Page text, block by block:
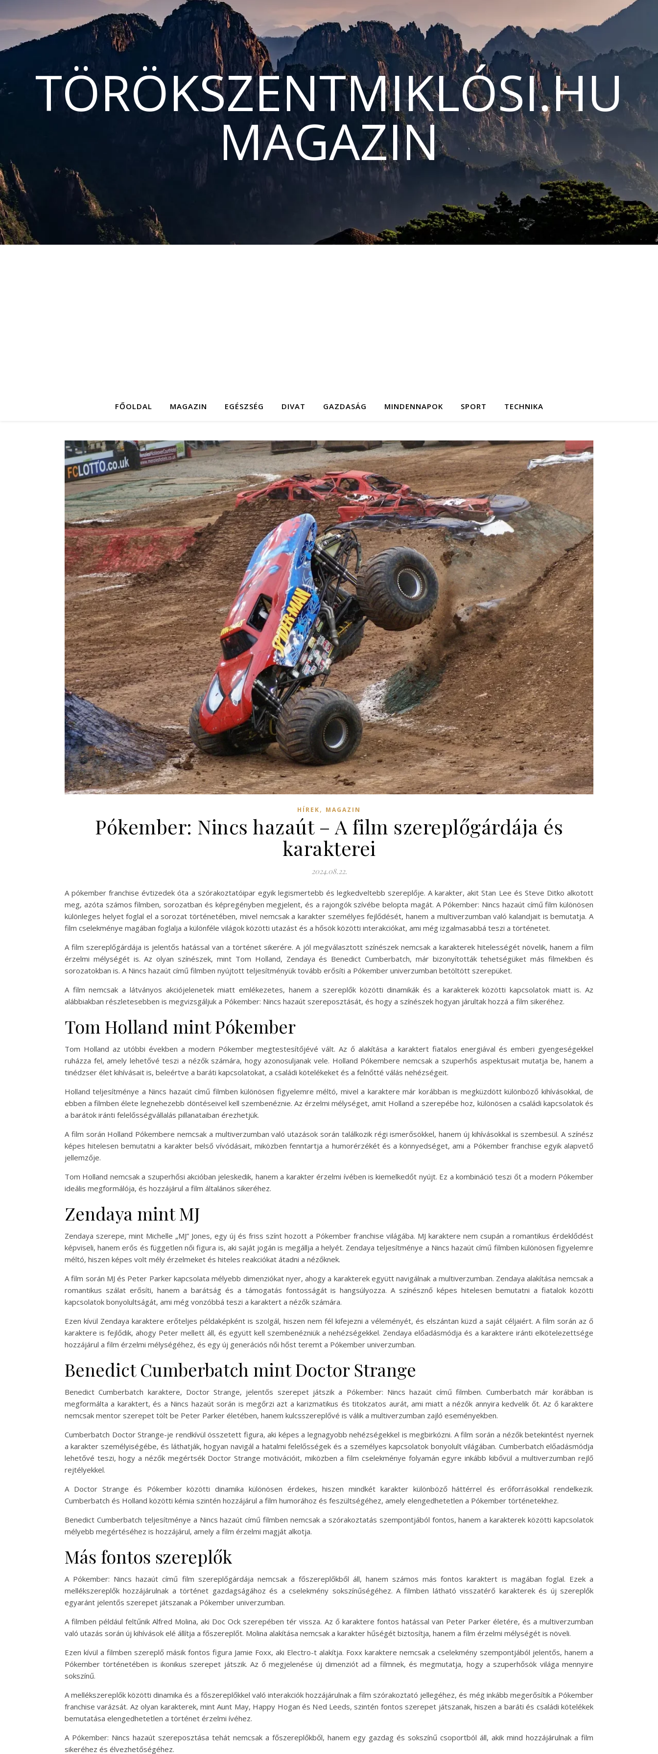
TÖRÖKSZENTMIKLÓSI.HU
MAGAZIN
FŐOLDAL MAGAZIN EGÉSZSÉG DIVAT GAZDASÁG MINDENNAPOK SPORT TECHNIKA
HÍREK, MAGAZIN
Pókember: Nincs hazaút – A film szereplőgárdája és
karakterei
2024.08.22.
A pókember franchise évtizedek óta a szórakoztatóipar egyik legismertebb és legkedveltebb szereplője. A karakter, akit Stan Lee és Steve Ditko alkotott
meg, azóta számos filmben, sorozatban és képregényben megjelent, és a rajongók szívébe belopta magát. A Pókember: Nincs hazaút című film különösen
különleges helyet foglal el a sorozat történetében, mivel nemcsak a karakter személyes fejlődését, hanem a multiverzumban való kalandjait is bemutatja. A
film cselekménye magában foglalja a különféle világok közötti utazást és a hősök közötti interakciókat, ami még izgalmasabbá teszi a történetet.
A film szereplőgárdája is jelentős hatással van a történet sikerére. A jól megválasztott színészek nemcsak a karakterek hitelességét növelik, hanem a film
érzelmi mélységét is. Az olyan színészek, mint Tom Holland, Zendaya és Benedict Cumberbatch, már bizonyították tehetségüket más filmekben és
sorozatokban is. A Nincs hazaút című filmben nyújtott teljesítményük tovább erősíti a Pókember univerzumban betöltött szerepüket.
A film nemcsak a látványos akciójelenetek miatt emlékezetes, hanem a szereplők közötti dinamikák és a karakterek közötti kapcsolatok miatt is. Az
alábbiakban részletesebben is megvizsgáljuk a Pókember: Nincs hazaút szereposztását, és hogy a színészek hogyan járultak hozzá a film sikeréhez.
Tom Holland mint Pókember
Tom Holland az utóbbi években a modern Pókember megtestesítőjévé vált. Az ő alakítása a karaktert fiatalos energiával és emberi gyengeségekkel
ruházza fel, amely lehetővé teszi a nézők számára, hogy azonosuljanak vele. Holland Pókembere nemcsak a szuperhős aspektusait mutatja be, hanem a
tinédzser élet kihívásait is, beleértve a baráti kapcsolatokat, a családi kötelékeket és a felnőtté válás nehézségeit.
Holland teljesítménye a Nincs hazaút című filmben különösen figyelemre méltó, mivel a karaktere már korábban is megküzdött különböző kihívásokkal, de
ebben a filmben élete legnehezebb döntéseivel kell szembenéznie. Az érzelmi mélységet, amit Holland a szerepébe hoz, különösen a családi kapcsolatok és
a barátok iránti felelősségvállalás pillanataiban érezhetjük.
A film során Holland Pókembere nemcsak a multiverzumban való utazások során találkozik régi ismerősökkel, hanem új kihívásokkal is szembesül. A színész
képes hitelesen bemutatni a karakter belső vívódásait, miközben fenntartja a humorérzékét és a könnyedséget, ami a Pókember franchise egyik alapvető
jellemzője.
Tom Holland nemcsak a szuperhősi akcióban jeleskedik, hanem a karakter érzelmi ívében is kiemelkedőt nyújt. Ez a kombináció teszi őt a modern Pókember
ideális megformálója, és hozzájárul a film általános sikeréhez.
Zendaya mint MJ
Zendaya szerepe, mint Michelle „MJ” Jones, egy új és friss színt hozott a Pókember franchise világába. MJ karaktere nem csupán a romantikus érdeklődést
képviseli, hanem erős és független női figura is, aki saját jogán is megállja a helyét. Zendaya teljesítménye a Nincs hazaút című filmben különösen figyelemre
méltó, hiszen képes volt mély érzelmeket és hiteles reakciókat átadni a nézőknek.
A film során MJ és Peter Parker kapcsolata mélyebb dimenziókat nyer, ahogy a karakterek együtt navigálnak a multiverzumban. Zendaya alakítása nemcsak a
romantikus szálat erősíti, hanem a barátság és a támogatás fontosságát is hangsúlyozza. A színésznő képes hitelesen bemutatni a fiatalok közötti
kapcsolatok bonyolultságát, ami még vonzóbbá teszi a karaktert a nézők számára.
Ezen kívül Zendaya karaktere erőteljes példaképként is szolgál, hiszen nem fél kifejezni a véleményét, és elszántan küzd a saját céljaiért. A film során az ő
karaktere is fejlődik, ahogy Peter mellett áll, és együtt kell szembenézniük a nehézségekkel. Zendaya előadásmódja és a karaktere iránti elkötelezettsége
hozzájárul a film érzelmi mélységéhez, és egy új generációs női hőst teremt a Pókember univerzumban.
Benedict Cumberbatch mint Doctor Strange
Benedict Cumberbatch karaktere, Doctor Strange, jelentős szerepet játszik a Pókember: Nincs hazaút című filmben. Cumberbatch már korábban is
megformálta a karaktert, és a Nincs hazaút során is megőrzi azt a karizmatikus és titokzatos aurát, ami miatt a nézők annyira kedvelik őt. Az ő karaktere
nemcsak mentor szerepet tölt be Peter Parker életében, hanem kulcsszereplővé is válik a multiverzumban zajló eseményekben.
Cumberbatch Doctor Strange-je rendkívül összetett figura, aki képes a legnagyobb nehézségekkel is megbirkózni. A film során a nézők betekintést nyernek
a karakter személyiségébe, és láthatják, hogyan navigál a hatalmi felelősségek és a személyes kapcsolatok bonyolult világában. Cumberbatch előadásmódja
lehetővé teszi, hogy a nézők megértsék Doctor Strange motivációit, miközben a film cselekménye folyamán egyre inkább kibővül a multiverzumban rejlő
rejtélyekkel.
A Doctor Strange és Pókember közötti dinamika különösen érdekes, hiszen mindkét karakter különböző háttérrel és erőforrásokkal rendelkezik.
Cumberbatch és Holland közötti kémia szintén hozzájárul a film humorához és feszültségéhez, amely elengedhetetlen a Pókember történetekhez.
Benedict Cumberbatch teljesítménye a Nincs hazaút című filmben nemcsak a szórakoztatás szempontjából fontos, hanem a karakterek közötti kapcsolatok
mélyebb megértéséhez is hozzájárul, amely a film érzelmi magját alkotja.
Más fontos szereplők
A Pókember: Nincs hazaút című film szereplőgárdája nemcsak a főszereplőkből áll, hanem számos más fontos karaktert is magában foglal. Ezek a
mellékszereplők hozzájárulnak a történet gazdagságához és a cselekmény sokszínűségéhez. A filmben látható visszatérő karakterek és új szereplők
egyaránt jelentős szerepet játszanak a Pókember univerzumban.
A filmben például feltűnik Alfred Molina, aki Doc Ock szerepében tér vissza. Az ő karaktere fontos hatással van Peter Parker életére, és a multiverzumban
való utazás során új kihívások elé állítja a főszereplőt. Molina alakítása nemcsak a karakter hűségét biztosítja, hanem a film érzelmi mélységét is növeli.
Ezen kívül a filmben szereplő másik fontos figura Jamie Foxx, aki Electro-t alakítja. Foxx karaktere nemcsak a cselekmény szempontjából jelentős, hanem a
Pókember történetében is ikonikus szerepet játszik. Az ő megjelenése új dimenziót ad a filmnek, és megmutatja, hogy a szuperhősök világa mennyire
sokszínű.
A mellékszereplők közötti dinamika és a főszereplőkkel való interakciók hozzájárulnak a film szórakoztató jellegéhez, és még inkább megerősítik a Pókember
franchise varázsát. Az olyan karakterek, mint Aunt May, Happy Hogan és Ned Leeds, szintén fontos szerepet játszanak, hiszen a baráti és családi kötelékek
bemutatása elengedhetetlen a történet érzelmi ívéhez.
A Pókember: Nincs hazaút szereposztása tehát nemcsak a főszereplőkből, hanem egy gazdag és sokszínű csoportból áll, akik mind hozzájárulnak a film
sikeréhez és élvezhetőségéhez.